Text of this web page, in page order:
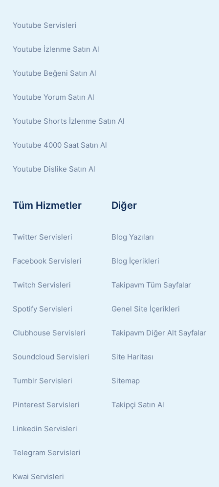
Youtube Servisleri
Youtube İzlenme Satın Al
Youtube Beğeni Satın Al
Youtube Yorum Satın Al
Youtube Shorts İzlenme Satın Al
Youtube 4000 Saat Satın Al
Youtube Dislike Satın Al
Tüm Hizmetler
Twitter Servisleri
Facebook Servisleri
Twitch Servisleri
Spotify Servisleri
Clubhouse Servisleri
Soundcloud Servisleri
Tumblr Servisleri
Pinterest Servisleri
Linkedin Servisleri
Telegram Servisleri
Kwai Servisleri
Diğer
Blog Yazıları
Blog İçerikleri
Takipavm Tüm Sayfalar
Genel Site İçerikleri
Takipavm Diğer Alt Sayfalar
Site Haritası
Sitemap
Takipçi Satın Al